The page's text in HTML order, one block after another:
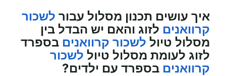
איך עושים תכנון מסלול עבור לשכור
קרוואנים לזוג והאם יש הבדל בין
מסלול טיול לשכור קרוואנים בספרד
לזוג לעומת מסלול טיול לשכור
קרוואנים בספרד עם ילדים?